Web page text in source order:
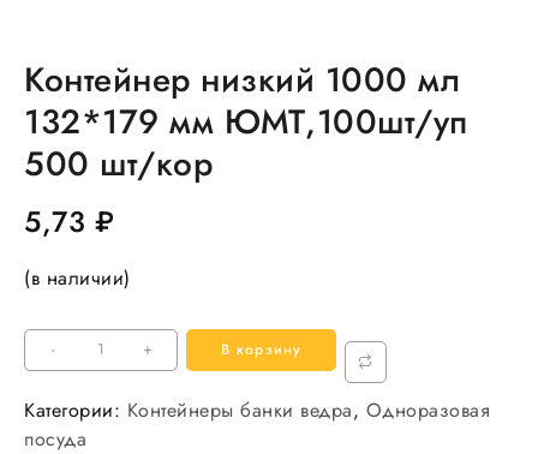
Контейнер низкий 1000 мл
132*179 мм ЮМТ,100шт/уп
500 шт/кор
5,73 ₽
(в наличии)
-
Количество
товара
Контейнер
низкий
+ В корзину
Категории: Контейнеры банки ведра, Одноразовая
посуда